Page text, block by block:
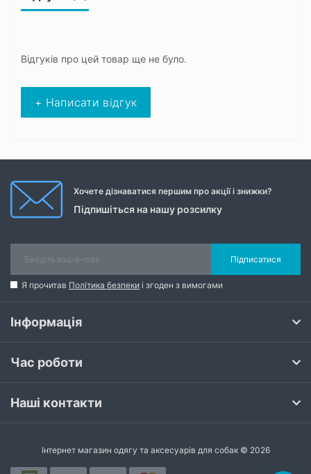
Відгуків про цей товар ще не було.
+ Написати відгук
Хочете дізнаватися першим про акції і знижки?
Підпишіться на нашу розсилку
Підписатися
Я прочитав Політика безпеки і згоден з вимогами
Інформація
Час роботи
Наші контакти
Інтернет магазин одягу та аксесуарів для собак © 2026